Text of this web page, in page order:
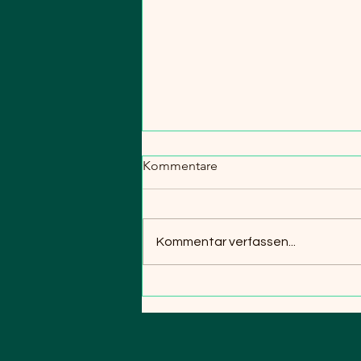
Kommentare
Kommentar verfassen...